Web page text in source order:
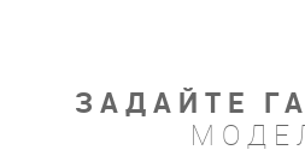
ЗАДАЙТЕ